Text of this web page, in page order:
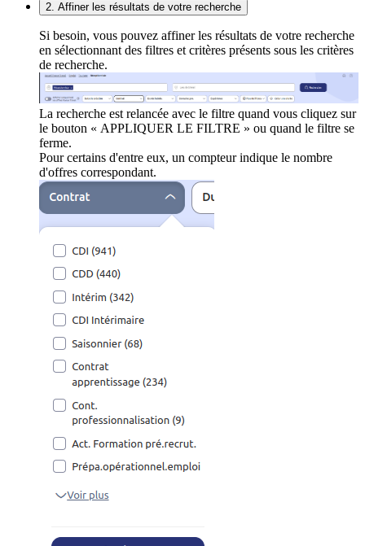
2. Affiner les résultats de votre recherche
Si besoin, vous pouvez affiner les résultats de votre recherche
en sélectionnant des filtres et critères présents sous les critères
de recherche.
La recherche est relancée avec le filtre quand vous cliquez sur
le bouton « APPLIQUER LE FILTRE » ou quand le filtre se
ferme.
Pour certains d'entre eux, un compteur indique le nombre
d'offres correspondant.